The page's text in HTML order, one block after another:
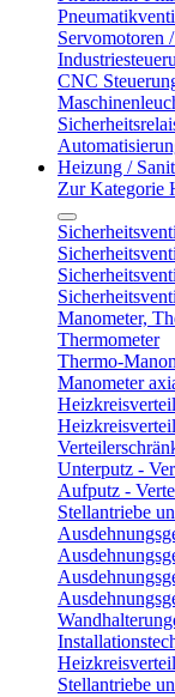
Servomotoren
CNC
Heizung /
Zur Kategorie
Manometer,
Thermometer
Thermo-
Manometer
Unterputz -
Aufputz -
Stellantriebe
Stellantriebe